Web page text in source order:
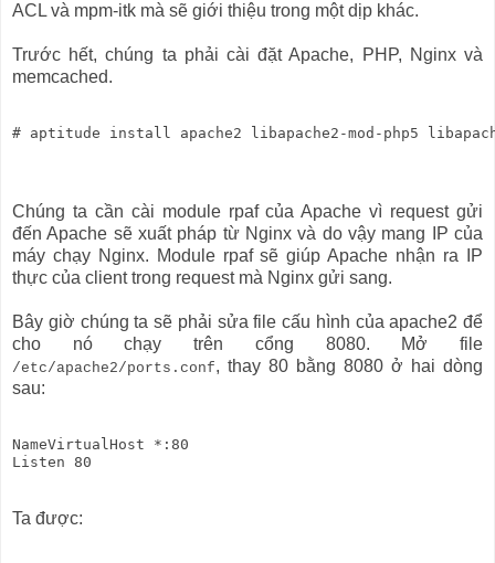
ACL và mpm-itk mà sẽ giới thiệu trong một dịp khác.
Trước hết, chúng ta phải cài đặt Apache, PHP, Nginx và
memcached.
# aptitude install apache2 libapache2-mod-php5
Chúng ta cần cài module rpaf của Apache vì request gửi
đến Apache sẽ xuất pháp từ Nginx và do vậy mang IP của
máy chạy Nginx. Module rpaf sẽ giúp Apache nhận ra IP
thực của client trong request mà Nginx gửi sang.
Bây giờ chúng ta sẽ phải sửa file cấu hình của apache2 để
cho nó chạy trên cổng 8080. Mở file
/etc/apache2/ports.conf, thay 80 bằng 8080 ở hai dòng
sau:
NameVirtualHost *:80
Ta được: